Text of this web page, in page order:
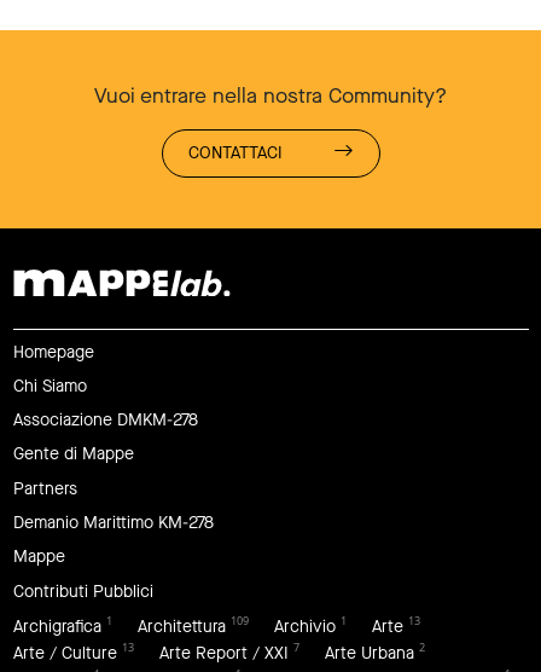
Vuoi entrare nella nostra Community?
CONTATTACI
Homepage
Chi Siamo
Associazione DMKM-278
Gente di Mappe
Partners
Demanio Marittimo KM-278
Mappe
Contributi Pubblici
Archigrafica 1 Architettura 109 Archivio 1 Arte 13
Arte / Culture 13 Arte Report / XXI 7 Arte Urbana 2